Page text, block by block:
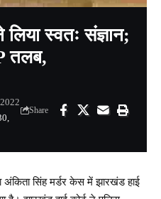
स्वतः संज्ञान;
तलब,
Share
अंकिता सिंह मर्डर केस में झारखंड हाई